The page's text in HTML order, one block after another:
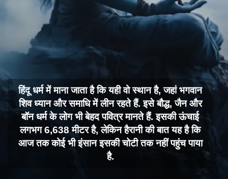
हिंदू धर्म में माना जाता है कि यही वो स्थान है, जहां भगवान
शिव ध्यान और समाधि में लीन रहते हैं. इसे बौद्ध, जैन और
बॉन धर्म के लोग भी बेहद पवित्र मानते हैं. इसकी ऊंचाई
लगभग 6,638 मीटर है, लेकिन हैरानी की बात यह है कि
आज तक कोई भी इंसान इसकी चोटी तक नहीं पहुंच पाया
है.